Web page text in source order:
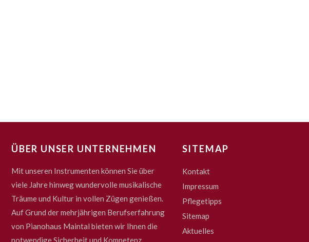
ÜBER UNSER UNTERNEHMEN
Mit unseren Instrumenten können Sie über
viele Jahre hinweg wundervolle musikalische
Träume und Kultur in vollen Zügen genießen.
Auf Grund der mehrjährigen Berufserfahrung
von Pianohaus Maintal bieten wir Ihnen die
notwendige Sicherheit und Kompetenz.
SITEMAP
Kontakt
Impressum
Pflegetipps
Sitemap
Aktuelles